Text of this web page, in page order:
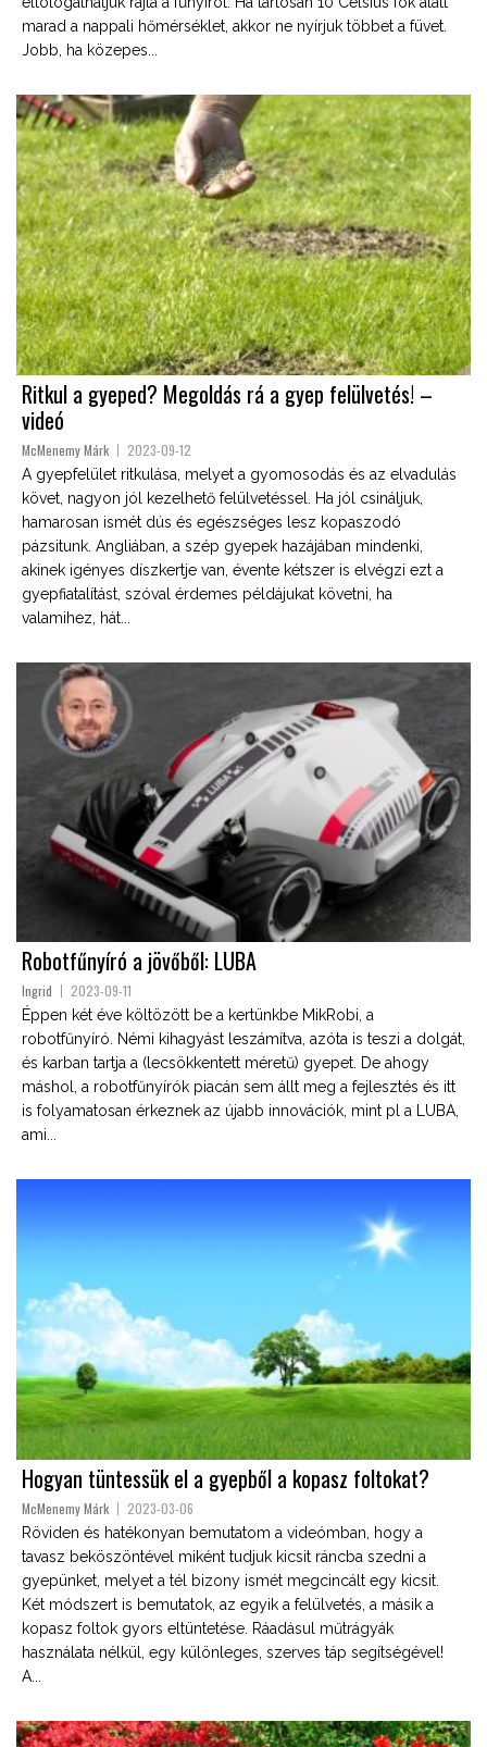
marad a nappali hőmérséklet, akkor ne nyírjuk többet a füvet.
Jobb, ha közepes...
Ritkul a gyeped? Megoldás rá a gyep felülvetés! –
videó
McMenemy Márk 2023-09-12
A gyepfelület ritkulása, melyet a gyomosodás és az elvadulás
követ, nagyon jól kezelhető felülvetéssel. Ha jól csináljuk,
hamarosan ismét dús és egészséges lesz kopaszodó
pázsitunk. Angliában, a szép gyepek hazájában mindenki,
akinek igényes díszkertje van, évente kétszer is elvégzi ezt a
gyepfiatalítást, szóval érdemes példájukat követni, ha
valamihez, hát...
Robotfűnyíró a jövőből: LUBA
Ingrid 2023-09-11
Éppen két éve költözött be a kertünkbe MikRobi, a
robotfűnyíró. Némi kihagyást leszámítva, azóta is teszi a dolgát,
és karban tartja a (lecsökkentett méretű) gyepet. De ahogy
máshol, a robotfűnyírók piacán sem állt meg a fejlesztés és itt
is folyamatosan érkeznek az újabb innovációk, mint pl a LUBA,
ami...
Hogyan tüntessük el a gyepből a kopasz foltokat?
McMenemy Márk 2023-03-06
Röviden és hatékonyan bemutatom a videómban, hogy a
tavasz beköszöntével miként tudjuk kicsit ráncba szedni a
gyepünket, melyet a tél bizony ismét megcincált egy kicsit.
Két módszert is bemutatok, az egyik a felülvetés, a másik a
kopasz foltok gyors eltüntetése. Ráadásul műtrágyák
használata nélkül, egy különleges, szerves táp segítségével!
A...